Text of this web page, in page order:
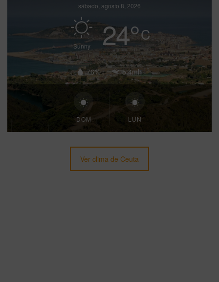
sábado, agosto 8, 2026
Sunny 24°C
76% 5.4mh
DOM LUN
Ver clima de Ceuta